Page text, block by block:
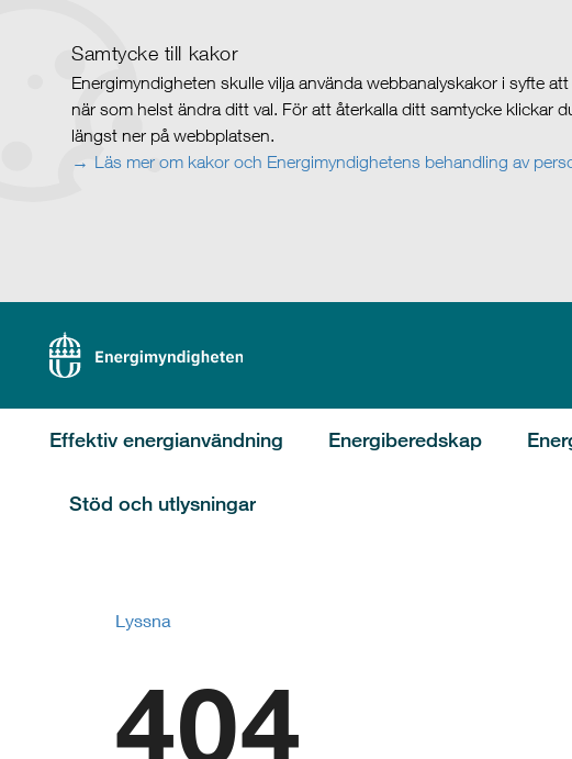
Samtycke till kakor
Energimyndigheten skulle vilja använda webbanalyskakor i syfte
när som helst ändra ditt val. För att återkalla ditt samtycke klickar
längst ner på webbplatsen.
Läs mer om kakor och Energimyndighetens behandling av
Effektiv energianvändning Energiberedskap
Stöd och utlysningar
Lyssna
404